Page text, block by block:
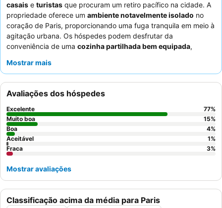
casais e turistas que procuram um retiro pacífico na cidade. A
propriedade oferece um ambiente notavelmente isolado no
coração de Paris, proporcionando uma fuga tranquila em meio à
agitação urbana. Os hóspedes podem desfrutar da
conveniência de uma cozinha partilhada bem equipada,
preparar refeições e desfrutar de refrescos gratuitos. Os
almoço
, com produtos frescos e locais, recebem
consistentemente muitos elogios. Para uma experiência
verdadeiramente serena, considere reservar um quarto com
vista para o
Mostrar mais
Classificação acima da média para Paris
Avaliações dos hóspedes
Excelente 77%
Muito boa
15%
Boa
4%
Aceitável
1%
Fraca
3%
Mostrar avaliações